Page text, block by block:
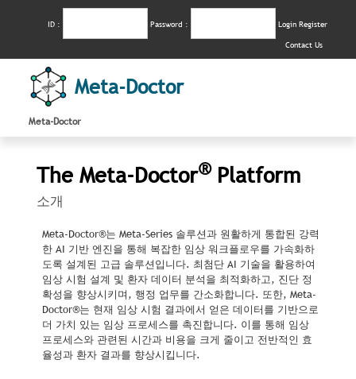
ID : Password : Login Register
Contact Us
Meta-Doctor
Meta-Doctor
The Meta-Doctor®Platform
소개
Meta-Doctor®는 Meta-Series 솔루션과 원활하게 통합된 강력
한 AI 기반 엔진을 통해 복잡한 임상 워크플로우를 가속화하
도록 설계된 고급 솔루션입니다. 최첨단 AI 기술을 활용하여
임상 시험 설계 및 환자 데이터 분석을 최적화하고, 진단 정
확성을 향상시키며, 행정 업무를 간소화합니다. 또한, Meta-
Doctor®는 현재 임상 시험 결과에서 얻은 데이터를 기반으로
더 가치 있는 임상 프로세스를 촉진합니다. 이를 통해 임상
프로세스와 관련된 시간과 비용을 크게 줄이고 전반적인 효
율성과 환자 결과를 향상시킵니다.